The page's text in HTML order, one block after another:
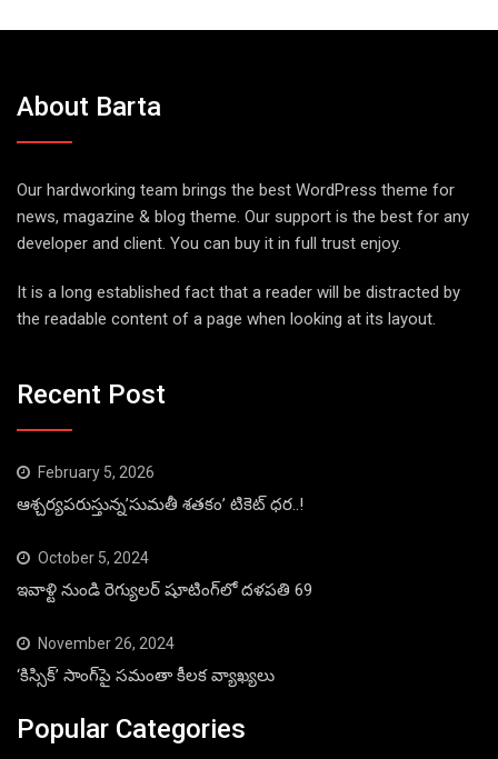
About Barta
Our hardworking team brings the best WordPress theme for
news, magazine & blog theme. Our support is the best for any
developer and client. You can buy it in full trust enjoy.
It is a long established fact that a reader will be distracted by
the readable content of a page when looking at its layout.
Recent Post
February 5, 2026
ఆశ్చర్యపరుస్తున్న’సుమతీ శతకం’ టికెట్ ధర..!
October 5, 2024
ఇవాళ్టి నుండి రెగ్యులర్ షూటింగ్‌లో దళపతి 69
November 26, 2024
‘కిస్సిక్’ సాంగ్‌పై సమంతా కీలక వ్యాఖ్యలు
Popular Categories